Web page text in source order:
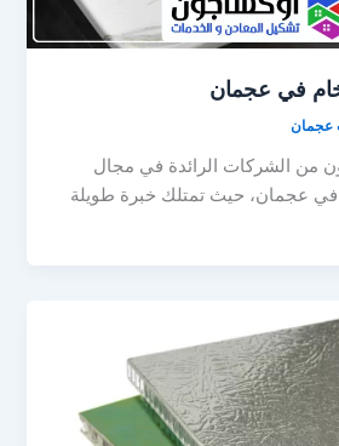
في عجمان
عجمان
من الشركات الرائدة في مجال
عجمان، حيث تمتلك خبرة طويلة